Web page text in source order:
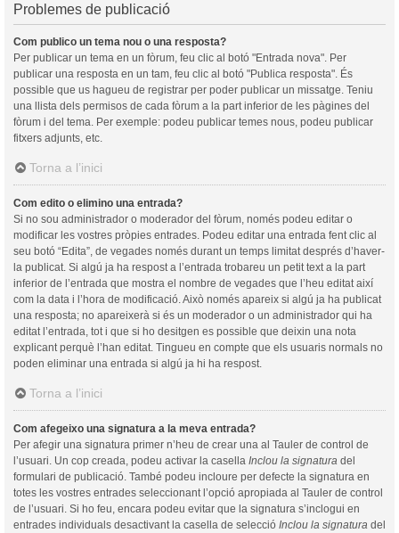
Problemes de publicació
Com publico un tema nou o una resposta?
Per publicar un tema en un fòrum, feu clic al botó "Entrada nova". Per
publicar una resposta en un tam, feu clic al botó "Publica resposta". És
possible que us hagueu de registrar per poder publicar un missatge. Teniu
una llista dels permisos de cada fòrum a la part inferior de les pàgines del
fòrum i del tema. Per exemple: podeu publicar temes nous, podeu publicar
fitxers adjunts, etc.
Torna a l’inici
Com edito o elimino una entrada?
Si no sou administrador o moderador del fòrum, només podeu editar o
modificar les vostres pròpies entrades. Podeu editar una entrada fent clic al
seu botó “Edita”, de vegades només durant un temps limitat després d’haver-
la publicat. Si algú ja ha respost a l’entrada trobareu un petit text a la part
inferior de l’entrada que mostra el nombre de vegades que l’heu editat així
com la data i l’hora de modificació. Això només apareix si algú ja ha publicat
una resposta; no apareixerà si és un moderador o un administrador qui ha
editat l’entrada, tot i que si ho desitgen es possible que deixin una nota
explicant perquè l’han editat. Tingueu en compte que els usuaris normals no
poden eliminar una entrada si algú ja hi ha respost.
Torna a l’inici
Com afegeixo una signatura a la meva entrada?
Per afegir una signatura primer n’heu de crear una al Tauler de control de
l’usuari. Un cop creada, podeu activar la casella Inclou la signatura del
formulari de publicació. També podeu incloure per defecte la signatura en
totes les vostres entrades seleccionant l’opció apropiada al Tauler de control
de l’usuari. Si ho feu, encara podeu evitar que la signatura s’inclogui en
entrades individuals desactivant la casella de selecció Inclou la signatura del